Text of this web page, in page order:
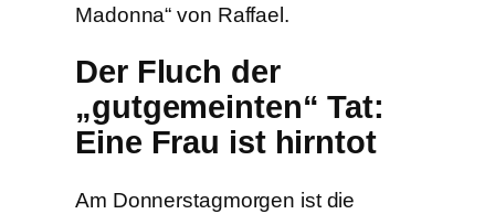
Madonna“ von Raffael.
Der Fluch der
„gutgemeinten“ Tat:
Eine Frau ist hirntot
Am Donnerstagmorgen ist die